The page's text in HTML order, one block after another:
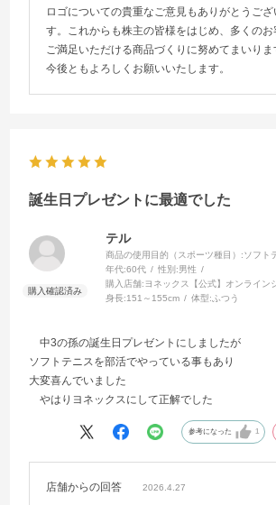
ロゴについての貴重なご意見もありがとうござ
す。これからも株主の皆様をはじめ、多くのお
ご満足いただける商品づくりに努めてまいりま
今後ともよろしくお願いいたします。
誕生日プレゼントに最適でした
テル
商品の使用目的（スポーツ種目）:ソフト
年代:60代 性別:男性
購入店舗: ヨネックス【公式】オンライン
身長:151～155cm 体型: ふつう
中3の孫の誕生日プレゼントにしましたが
ソフトテニスを部活でやっている事もあり
大変喜んでいました
やはりヨネックスにして正解でした
参考になった 1
店舗からの回答 2026.4.27